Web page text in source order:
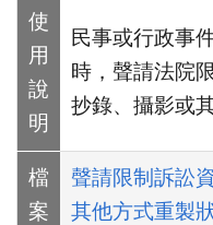
使
用
說
明
民事或行政事
時，聲請法院
抄錄、攝影或
檔
案
聲請限制訴訟
其他方式重製